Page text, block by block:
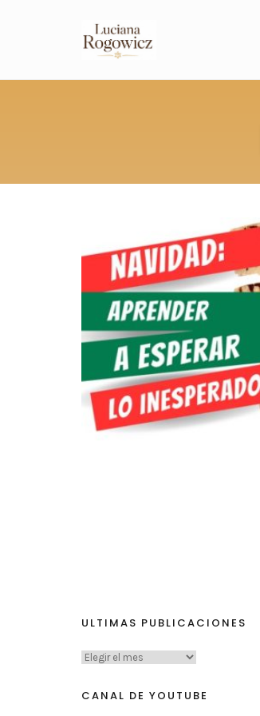
ULTIMAS PUBLICACIONES
CANAL DE YOUTUBE